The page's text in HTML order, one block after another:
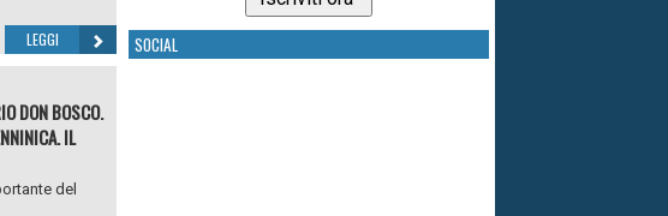
LEGGI
DON BOSCO.
IL
del
SOCIAL